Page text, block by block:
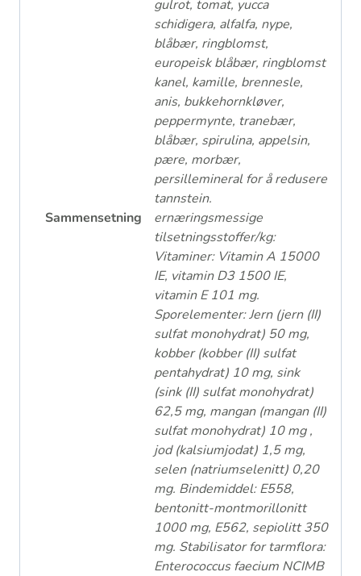
Sammensetning
gulrot, tomat, yucca
schidigera, alfalfa, nype,
blåbær, ringblomst,
europeisk blåbær, ringblomst
kanel, kamille, brennesle,
anis, bukkehornkløver,
peppermynte, tranebær,
blåbær, spirulina, appelsin,
pære, morbær,
persillemineral for å redusere
tannstein.
ernæringsmessige
tilsetningsstoffer/kg:
Vitaminer: Vitamin A 15000
IE, vitamin D3 1500 IE,
vitamin E 101 mg.
Sporelementer: Jern (jern (II)
sulfat monohydrat) 50 mg,
kobber (kobber (II) sulfat
pentahydrat) 10 mg, sink
(sink (II) sulfat monohydrat)
62,5 mg, mangan (mangan (II)
sulfat monohydrat) 10 mg ,
jod (kalsiumjodat) 1,5 mg,
selen (natriumselenitt) 0,20
mg. Bindemiddel: E558,
bentonitt-montmorillonitt
1000 mg, E562, sepiolitt 350
mg. Stabilisator for tarmflora:
Enterococcus faecium NCIMB